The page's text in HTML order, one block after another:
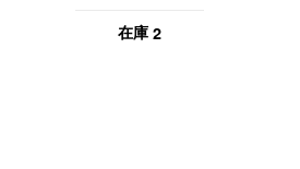
在庫 2